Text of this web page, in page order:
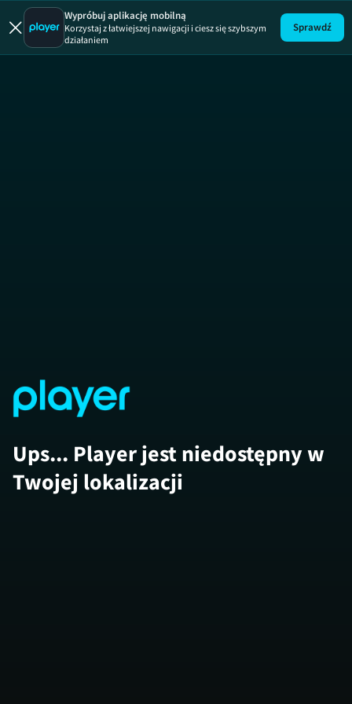
Wypróbuj aplikację mobilną
Korzystaj z łatwiejszej nawigacji i ciesz się szybszym
działaniem
Sprawdź
Ups... Player jest niedostępny w
Twojej lokalizacji